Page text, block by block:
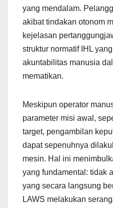
yang mendalam.
akibat tindakan otonom
kejelasan
struktur normatif IHL
akuntabilitas manusia
mematikan.
Meskipun operator
parameter misi awal,
target, pengambilan
dapat sepenuhnya
mesin. Hal ini
yang fundamental: tidak
yang secara langsung
LAWS melakukan